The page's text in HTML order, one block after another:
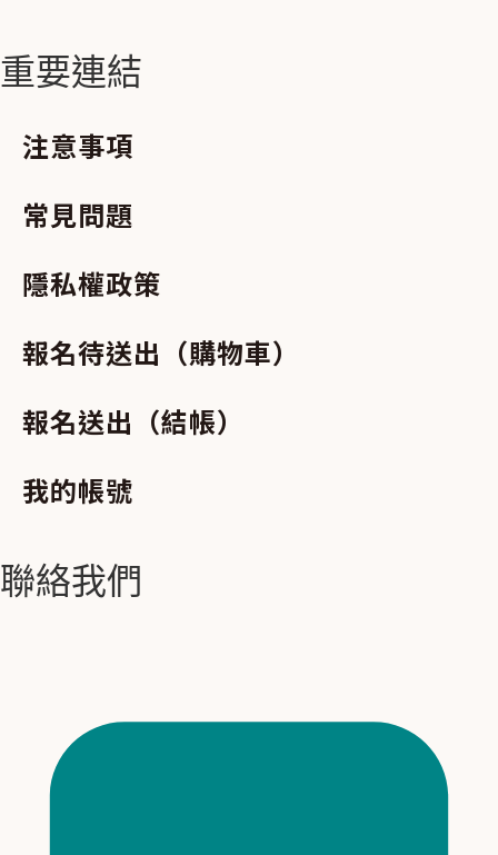
重要連結
注意事項
常見問題
隱私權政策
報名待送出（購物車）
報名送出（結帳）
我的帳號
聯絡我們